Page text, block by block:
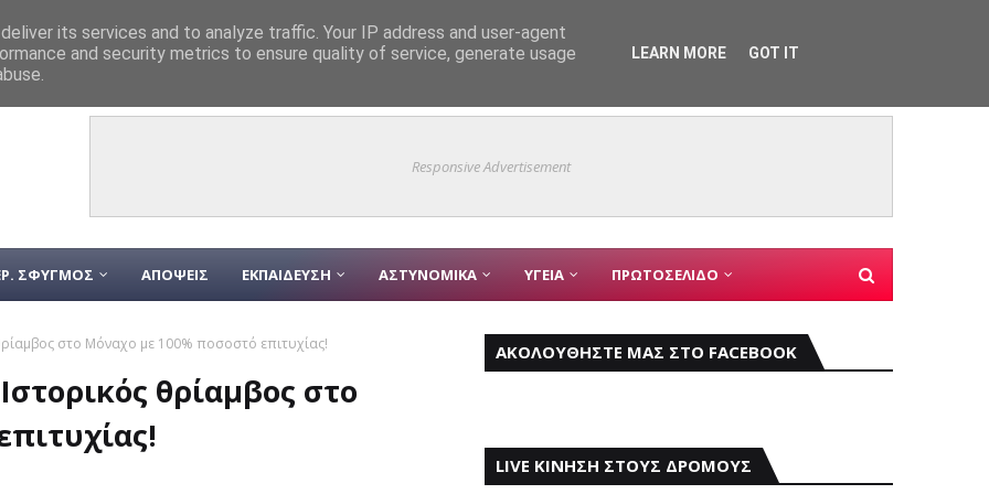
ο Δήμος Ελληνικού – Αργυρούπολης στον Διεθνή Διαγωνισμό της Σεούλ ΓΙΑΝΝΗΣ ΚΩΝΣΤΑΝΤΑΤΟΣ
Responsive Advertisement
ΣΦΥΓΜΟΣ ΑΠΟΨΕΙΣ ΕΚΠΑΙΔΕΥΣΗ ΑΣΤΥΝΟΜΙΚΑ ΥΓΕΙΑ ΠΡΩΤΟΣΕΛΙΔΟ
στο Μόναχο με 100% ποσοστό επιτυχίας!
θρίαμβος στο
ΑΚΟΛΟΥΘΗΣΤΕ ΜΑΣ ΣΤΟ FACEBOOK
LIVE ΚΙΝΗΣΗ ΣΤΟΥΣ ΔΡΟΜΟΥΣ
its services and to analyze traffic. Your IP address and user-agent
and security metrics to ensure quality of service, generate usage
LEARN MORE GOT IT